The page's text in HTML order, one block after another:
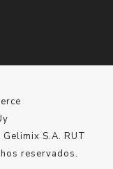
S.A. RUT
reservados.